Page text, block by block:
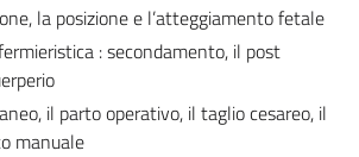
la posizione e l’atteggiamento fetale
: secondamento, il post
il parto operativo, il taglio cesareo, il
manuale